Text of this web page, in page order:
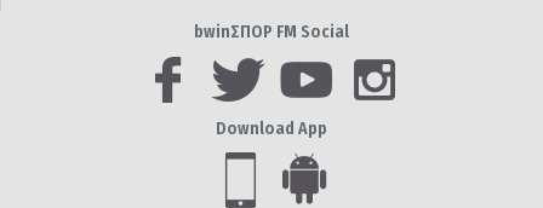
bwinΣΠΟΡ FM Social
Download App